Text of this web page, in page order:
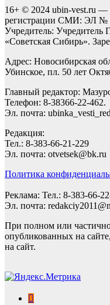
16+ © 2024 ubin-vest.ru —
регистрации СМИ: ЭЛ №
Учредитель:
«Советская Сибирь».
Адрес: Новосибирская
Убинское, пл. 50 лет
Главный редактор:
Телефон: 8-38366-22-462.
Эл. почта:
Редакция:
Тел.: 8-383-66-21-229
Эл. почта: otvetsek@bk.ru
Политика
Реклама: Тел.: 8-383-66-
Эл. почта:
При полном или
опубликованных на
на сайт.